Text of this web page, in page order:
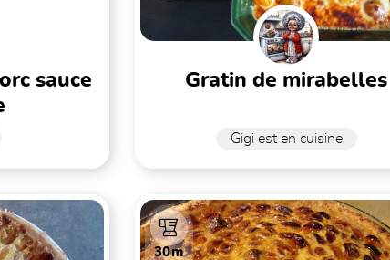
gratin de mirabelles
Gigi est en cuisine
30m